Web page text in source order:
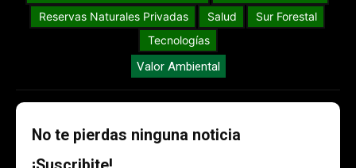
Reservas Naturales Privadas
Salud
Sur Forestal
Tecnologías
Valor Ambiental
No te pierdas ninguna noticia